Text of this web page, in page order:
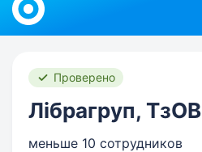
Проверено
Лібрагруп, ТзОВ
меньше 10 сотрудников